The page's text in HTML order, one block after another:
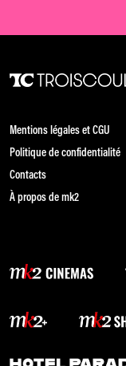
Mentions légales et CGU
Politique de confidentialité
Contacts
À propos de mk2